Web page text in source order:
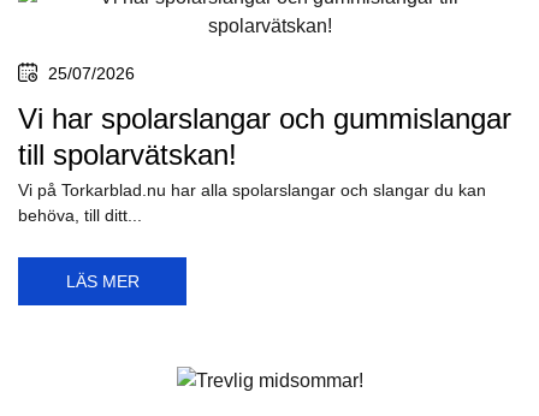
25/07/2026
Vi har spolarslangar och gummislangar
till spolarvätskan!
Vi på Torkarblad.nu har alla spolarslangar och slangar du kan
behöva, till ditt...
LÄS MER